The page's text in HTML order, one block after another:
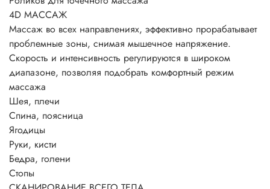
4D МАССАЖ
Массаж во всех направлениях, эффективно прорабатывает
проблемные зоны, снимая мышечное напряжение.
Скорость и интенсивность регулируются в широком
диапазоне, позволяя подобрать комфортный режим
массажа
Шея, плечи
Спина, поясница
Ягодицы
Руки, кисти
Бедра, голени
Стопы